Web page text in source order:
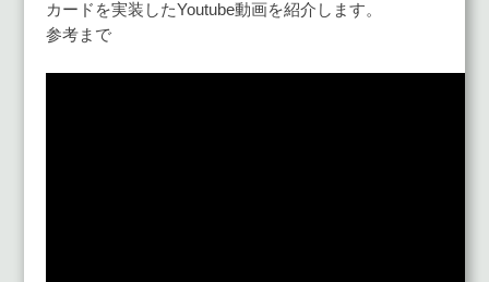
カードを実装したYoutube動画を紹介します。
参考まで